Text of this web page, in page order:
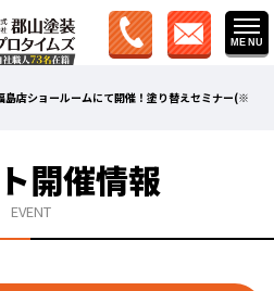
店ショールームにて開催！塗り替えセミナー(※
開催情報
EVENT